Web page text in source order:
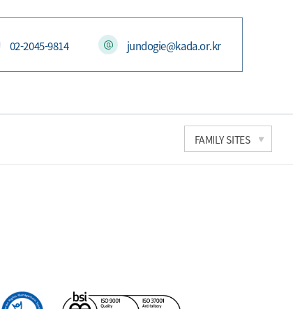
02-2045-9814 jundogie@kada.or.kr
FAMILY SITES
한국과학기술연구원